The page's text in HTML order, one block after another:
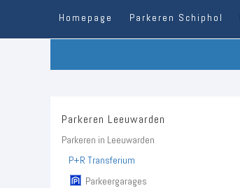
Homepage Parkeren Schiphol
Parkeren Leeuwarden
Parkeren in Leeuwarden
P+R Transferium
Parkeergarages